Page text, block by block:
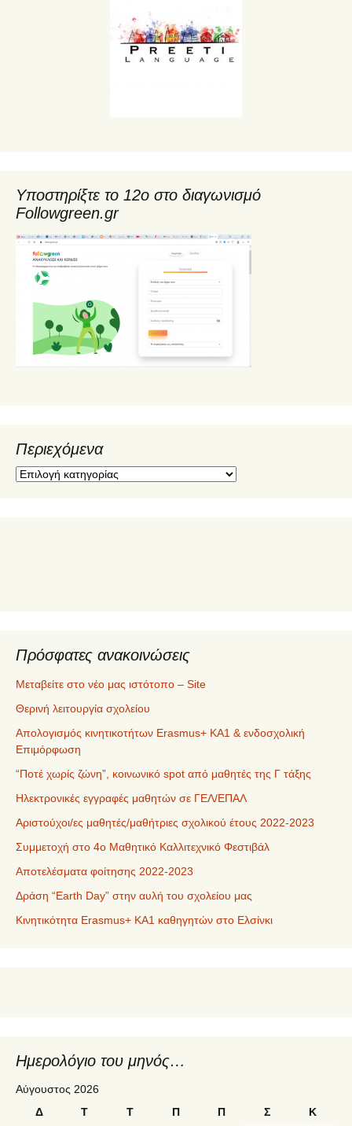
Υποστηρίξτε το 12ο στο διαγωνισμό
Followgreen.gr
Περιεχόμενα
Π
Πρόσφατες ανακοινώσεις
Μεταβείτε στο νέο μας ιστότοπο – Site
Θερινή λειτουργία σχολείου
Απολογισμός κινητικοτήτων Erasmus+ ΚΑ1 & ενδοσχολική
Επιμόρφωση
“Ποτέ χωρίς ζώνη”, κοινωνικό spot από μαθητές της Γ τάξης
Ηλεκτρονικές εγγραφές μαθητών σε ΓΕΛ/ΕΠΑΛ
Αριστούχοι/ες μαθητές/μαθήτριες σχολικού έτους 2022-2023
Συμμετοχή στο 4ο Μαθητικό Καλλιτεχνικό Φεστιβάλ
Αποτελέσματα φοίτησης 2022-2023
Δράση “Earth Day” στην αυλή του σχολείου μας
Κινητικότητα Erasmus+ KA1 καθηγητών στο Ελσίνκι
Ημερολόγιο του μηνός…
Αύγουστος 2026
Δ
Τ Τ Π Π Σ
Κ